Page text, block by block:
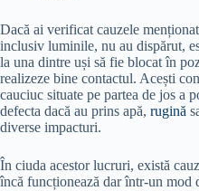
Dacă ai verificat cauzele
inclusiv luminile, nu au dispărut,
la una dintre uși să fie blocat în
realizeze bine contactul. Acești
cauciuc situate pe partea de jos a
defecta dacă au prins apă, rugină
diverse impacturi.
În ciuda acestor lucruri, există
încă funcționează dar într-un mod